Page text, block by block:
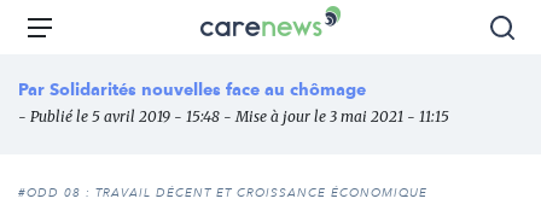
Aller
principal
Carenews,
média
des
l'engagement
Menu
Par Solidarités nouvelles face au chômage
- Publié le 5 avril 2019 - 15:48 - Mise à jour le 3 mai 2021 - 11:15
#ODD 08 : TRAVAIL DÉCENT ET CROISSANCE ÉCONOMIQUE